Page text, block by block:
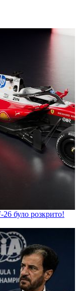
26 було розкрито!